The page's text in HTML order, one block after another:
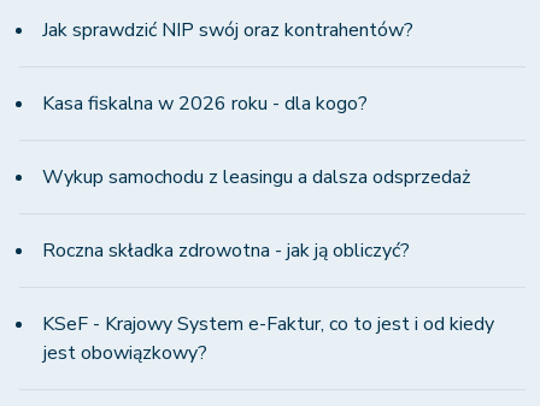
Jak sprawdzić NIP swój oraz kontrahentów?
Kasa fiskalna w 2026 roku - dla kogo?
Wykup samochodu z leasingu a dalsza odsprzedaż
Roczna składka zdrowotna - jak ją obliczyć?
KSeF - Krajowy System e-Faktur, co to jest i od kiedy
jest obowiązkowy?